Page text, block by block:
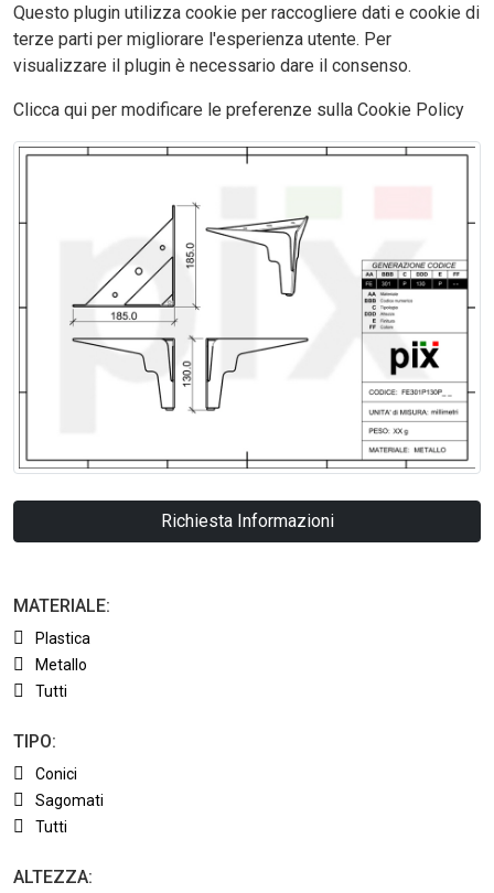
MATERIALE:
Plastica
Metallo
Tutti
TIPO:
Conici
Sagomati
Tutti
ALTEZZA:
Questo plugin utilizza cookie per raccogliere dati e cookie di
terze parti per migliorare l'esperienza utente. Per
visualizzare il plugin è necessario dare il consenso.
Clicca qui per modificare le preferenze sulla Cookie Policy
Richiesta Informazioni